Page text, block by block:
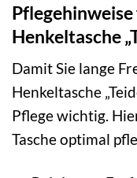
Henkeltasche
Damit Sie lange
Henkeltasche
Pflege wichtig.
Tasche optimal